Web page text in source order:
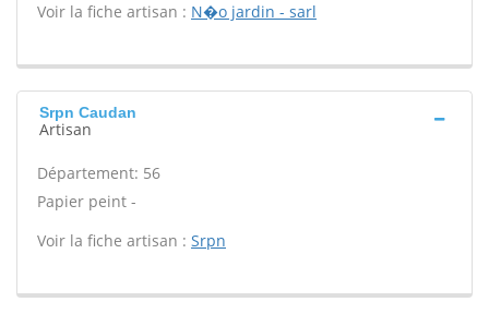
Voir la fiche artisan : N�o jardin - sarl
Srpn Caudan
Artisan
Département: 56
Papier peint -
Voir la fiche artisan : Srpn